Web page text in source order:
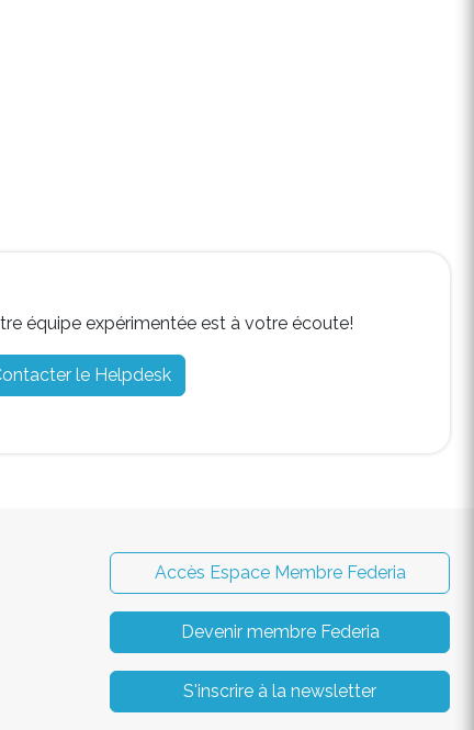
équipe expérimentée est à votre écoute!
le Helpdesk
Accès Espace Membre Federia
Devenir membre Federia
S'inscrire à la newsletter